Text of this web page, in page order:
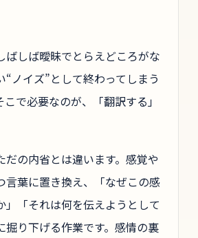
ばしば曖昧でとらえどころがな
“ノイズ”として終わってしまう
で必要なのが、「翻訳する」
だの内省とは違います。感覚や
言葉に置き換え、「なぜこの感
」「それは何を伝えようとして
掘り下げる作業です。感情の裏